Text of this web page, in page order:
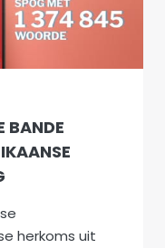
BANDE
herkoms uit